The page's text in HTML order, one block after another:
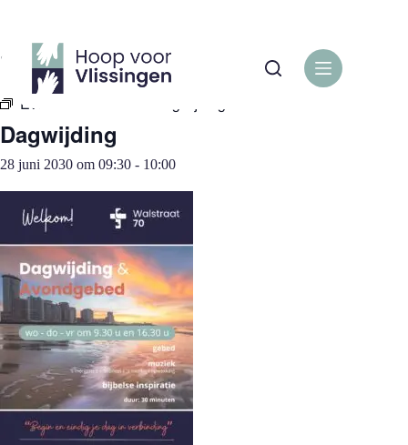
inhoud
« Alle Evenementen
Evenementenreeks:
Dagwijding
28 juni 2030 om 09:30 - 10:00